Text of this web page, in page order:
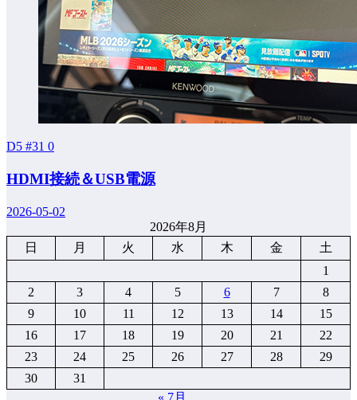
D5 #31 0
HDMI接続＆USB電源
2026-05-02
2026年8月
日
月 火 水 木 金
土
1
2
3 4 5 6 7
8
9
10 11 12 13 14
15
16
17 18 19 20 21
22
23
24 25 26 27 28
29
30
31
« 7月